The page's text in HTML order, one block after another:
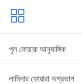
পুল ফোয়ারা আনুষাঙ্গিক
লামিনার ফোয়ারা অগ্রভাগ